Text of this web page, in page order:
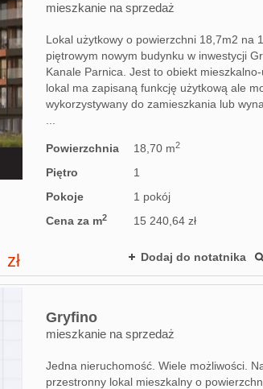
mieszkanie na sprzedaż
Lokal użytkowy o powierzchni 18,7m2 na
piętrowym nowym budynku w inwestycji
Kanale Parnica. Jest to obiekt mieszkalno-
lokal ma zapisaną funkcję użytkową ale
wykorzystywany do zamieszkania lub
Powierzchnia 18,70 m2
Piętro
1
Pokoje
1 pokój
Cena za m2 15 240,64 zł
zł Dodaj do notatnika
Gryfino
mieszkanie na sprzedaż
Jedna nieruchomość. Wiele możliwości.
przestronny lokal mieszkalny o